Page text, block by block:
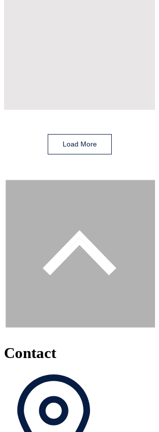
Load More
Contact